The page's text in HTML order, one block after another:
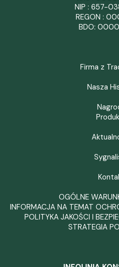
NIP : 657-
REGON :
BDO:
Firma z
Nasza
OGÓLNE
INFORMACJA NA TEMAT
POLITYKA JAKOŚCI I
STRATEGIA